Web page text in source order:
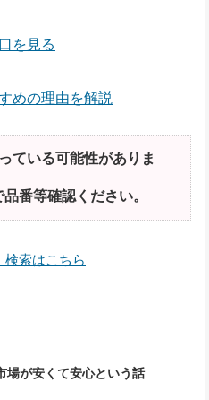
を見る
めの理由を解説
ている可能性がありま
番等確認ください。
検索はこちら
場が安くて安心という話